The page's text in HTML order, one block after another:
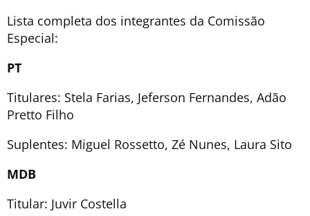
Lista completa dos integrantes da Comissão
Especial:
PT
Titulares: Stela Farias, Jeferson Fernandes, Adão
Pretto Filho
Suplentes: Miguel Rossetto, Zé Nunes, Laura Sito
MDB
Titular: Juvir Costella